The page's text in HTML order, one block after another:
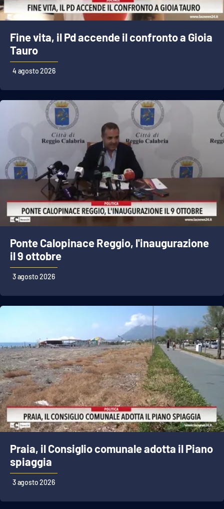
LaC TV
LaC Network
LaC OnAir
LOCALI
Catanzaro
Crotone
Vibo Valentia
Reggio Calabria
Cosenza
Lamezia Terme
LA
CALABRIAVISIONE
Destinazioni
Eventi
Food
Storie
LAC
NETWORK
Fine vita, il Pd accende il confronto a Gioia
Tauro
4 agosto 2026
Ponte Calopinace Reggio, l'inaugurazione
il 9 ottobre
3 agosto 2026
Praia, il Consiglio comunale adotta il Piano
spiaggia
3 agosto 2026